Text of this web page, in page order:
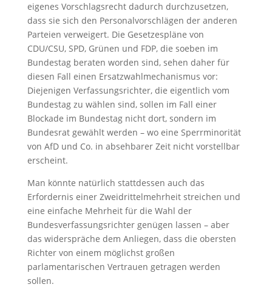
eigenes Vorschlagsrecht dadurch durchzusetzen,
dass sie sich den Personalvorschlägen der anderen
Parteien verweigert. Die Gesetzespläne von
CDU/CSU, SPD, Grünen und FDP, die soeben im
Bundestag beraten worden sind, sehen daher für
diesen Fall einen Ersatzwahlmechanismus vor:
Diejenigen Verfassungsrichter, die eigentlich vom
Bundestag zu wählen sind, sollen im Fall einer
Blockade im Bundestag nicht dort, sondern im
Bundesrat gewählt werden – wo eine Sperrminorität
von AfD und Co. in absehbarer Zeit nicht vorstellbar
erscheint.
Man könnte natürlich stattdessen auch das
Erfordernis einer Zweidrittelmehrheit streichen und
eine einfache Mehrheit für die Wahl der
Bundesverfassungsrichter genügen lassen – aber
das widerspräche dem Anliegen, dass die obersten
Richter von einem möglichst großen
parlamentarischen Vertrauen getragen werden
sollen.